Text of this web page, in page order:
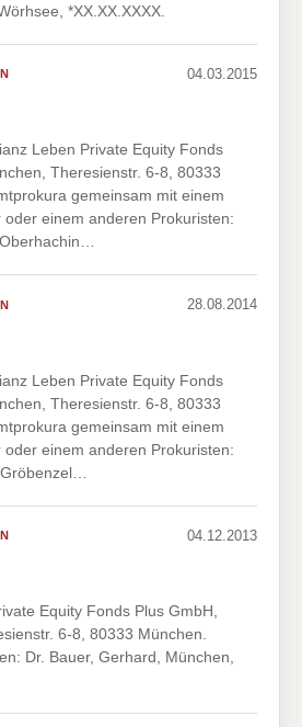
*XX.XX.XXXX.
04.03.2015
Leben Private Equity Fonds
Theresienstr. 6-8, 80333
gemeinsam mit einem
einem anderen Prokuristen:
28.08.2014
Leben Private Equity Fonds
Theresienstr. 6-8, 80333
gemeinsam mit einem
einem anderen Prokuristen:
04.12.2013
Equity Fonds Plus GmbH,
6-8, 80333 München.
Dr. Bauer, Gerhard, München,